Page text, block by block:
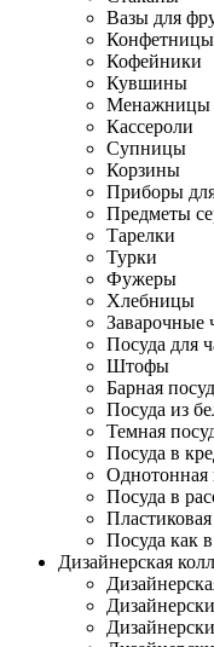
Вазы для
Конфетницы
Кофейники
Кувшины
Менажницы
Кассероли
Супницы
Корзины
Приборы
Предметы
Тарелки
Турки
Фужеры
Хлебницы
Заварочные
Посуда для
Штофы
Барная
Посуда из
Темная
Посуда в
Однотонная
Посуда в
Посуда как
Дизайнерская